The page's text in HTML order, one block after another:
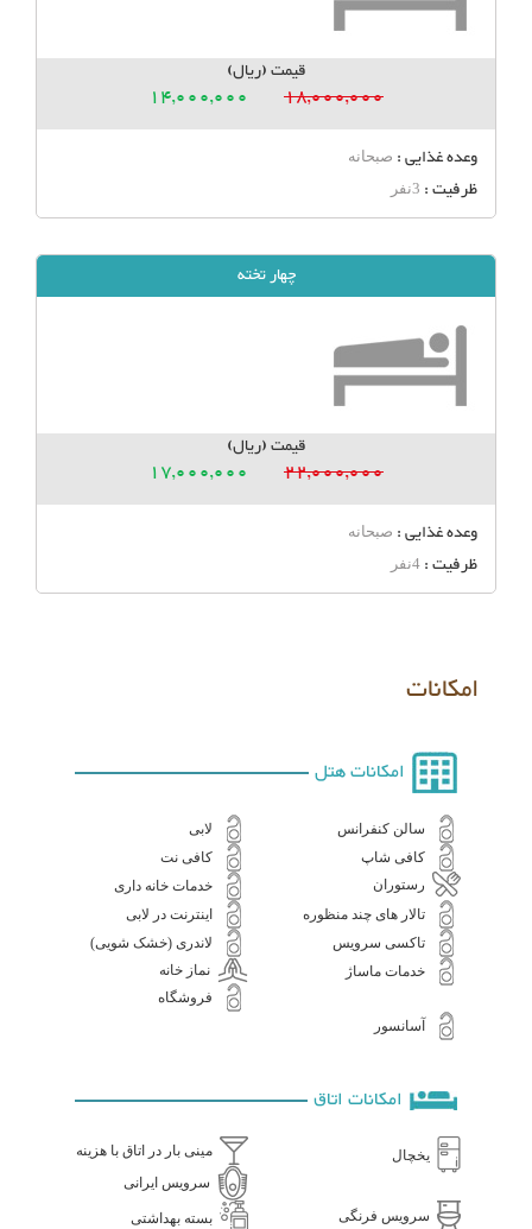
قیمت (ریال)
18,000,000
14,000,000
وعده غذایی : صبحانه
ظرفیت : 3نفر
چهار تخته
قیمت (ریال)
22,000,000
17,000,000
وعده غذایی : صبحانه
ظرفیت : 4نفر
امکانات
امکانات هتل
سالن کنفرانس
لابی
کافی شاپ
کافی نت
رستوران
خدمات خانه داری
تالار های چند منظوره
اینترنت در لابی
تاکسی سرویس
لاندری (خشک شویی)
خدمات ماساژ
نماز خانه
فروشگاه
آسانسور
امکانات اتاق
یخچال
مینی بار در اتاق با هزینه
سرویس ایرانی
سرویس فرنگی
بسته بهداشتی